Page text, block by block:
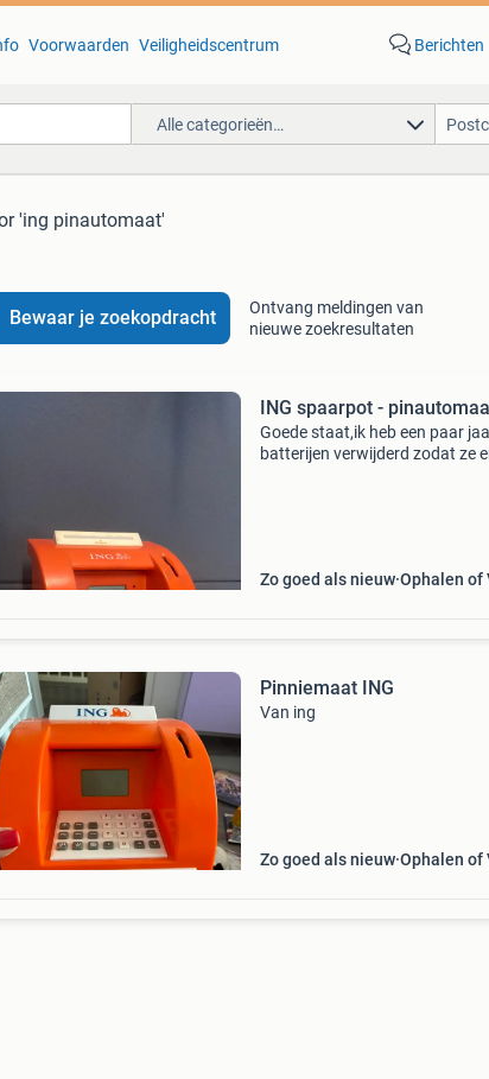
Voorwaarden Veiligheidscentrum Berichten
Alle categorieën…
'ing pinautomaat'
Bewaar je zoekopdracht
Ontvang meldingen van
nieuwe zoekresultaten
ING spaarpot -
Goede staat,ik heb een paar
batterijen verwijderd zodat ze
Zo goed als nieuw Ophalen of
Pinniemaat ING
Van ing
Zo goed als nieuw Ophalen of